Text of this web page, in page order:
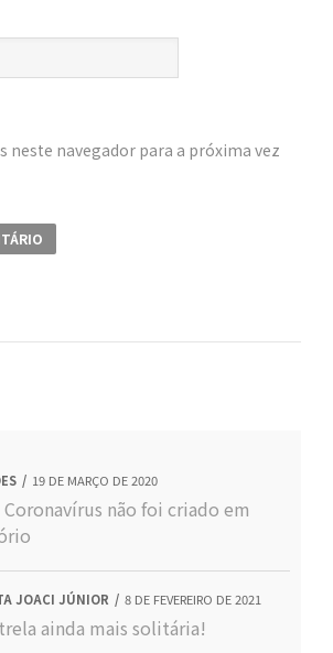
neste navegador para a próxima vez
19 DE MARÇO DE 2020
não foi criado em
JOACI JÚNIOR 8 DE FEVEREIRO DE 2021
ainda mais solitária!